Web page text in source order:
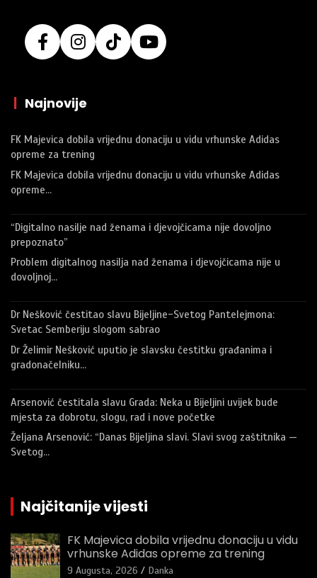
| Najnovije
FK Majevica dobila vrijednu donaciju u vidu vrhunske Adidas
opreme za trening
FK Majevica dobila vrijednu donaciju u vidu vrhunske Adidas
opreme…
“Digitalno nasilje nad ženama i djevojčicama nije dovoljno
prepoznato”
Problem digitalnog nasilja nad ženama i djevojčicama nije u
dovoljnoj…
Dr Nešković čestitao slavu Bijeljine-Svetog Pantelejmona:
Svetac Semberiju slogom sabrao
Dr Želimir Nešković uputio je slavsku čestitku građanima i
gradonačelniku…
Arsenović čestitala slavu Grada: Neka u Bijeljini uvijek bude
mjesta za dobrotu, slogu, rad i nove početke
Željana Arsenović: “Danas Bijeljina slavi. Slavi svog zaštitnika —
Svetog…
Najčitanije vijesti
FK Majevica dobila vrijednu donaciju u vidu
vrhunske Adidas opreme za trening
9 Augusta, 2026 Danka